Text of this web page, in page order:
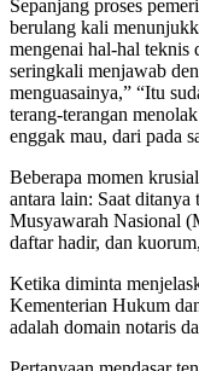
Sepanjang proses
berulang kali
mengenai hal-hal teknis
seringkali menjawab
menguasainya,” “Itu
terang-terangan
enggak mau, dari pada
Beberapa momen
antara lain: Saat ditanya
Musyawarah Nasional
daftar hadir, dan
Ketika diminta
Kementerian Hukum
adalah domain notaris